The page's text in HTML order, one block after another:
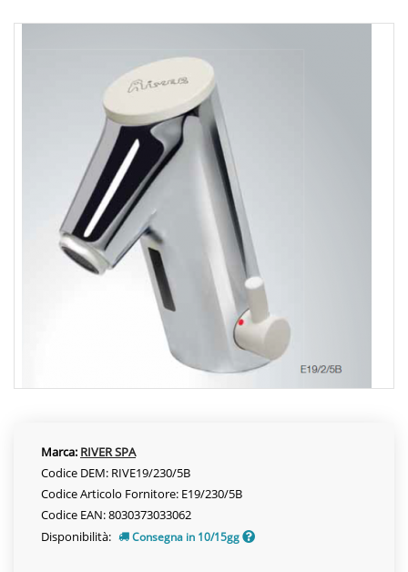
Marca: RIVER SPA
Codice DEM: RIVE19/230/5B
Codice Articolo Fornitore: E19/230/5B
Codice EAN: 8030373033062
Disponibilità:
Consegna in 10/15gg